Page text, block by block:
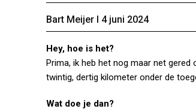
Bart Meijer Ι 4 juni 2024
Hey, hoe is het?
Prima, ik heb het nog maar net
twintig, dertig kilometer onder de
Wat doe je dan?